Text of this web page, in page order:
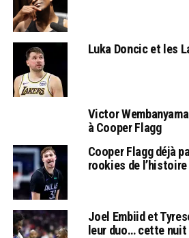
Luka Doncic et les
Victor
à Cooper Flagg
Cooper Flagg déjà
rookies de l’histoire
Joel Embiid et
leur duo… cette nuit